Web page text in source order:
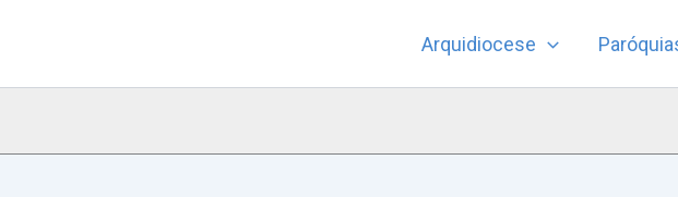
Arquidiocese